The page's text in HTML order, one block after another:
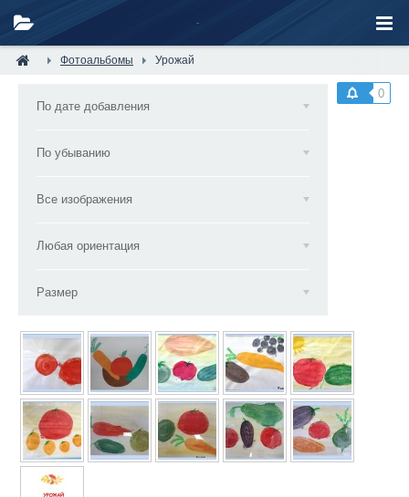
Фотоальбомы Урожай
0
По дате добавления
По убыванию
Все изображения
Любая ориентация
Размер